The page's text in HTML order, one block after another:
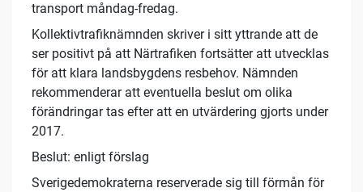
transport måndag-fredag.
Kollektivtrafiknämnden skriver i sitt yttrande att de
ser positivt på att Närtrafiken fortsätter att utvecklas
för att klara landsbygdens resbehov. Nämnden
rekommenderar att eventuella beslut om olika
förändringar tas efter att en utvärdering gjorts under
2017.
Beslut: enligt förslag
Sverigedemokraterna reserverade sig till förmån för